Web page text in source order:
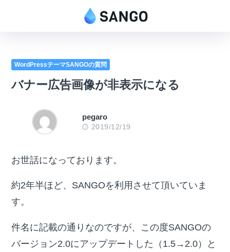
WordPressテーマSANGOの質問
バナー広告画像が非表示になる
pegaro
2019/12/19
お世話になっております。
約2年半ほど、SANGOを利用させて頂いていま
す。
件名に記載の通りなのですが、この度SANGOの
バージョン2.0にアップデートした（1.5→2.0）と